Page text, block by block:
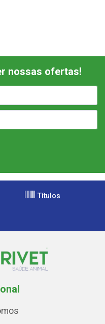
nossas ofertas!
Títulos